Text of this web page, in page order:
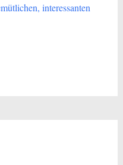
interessanten